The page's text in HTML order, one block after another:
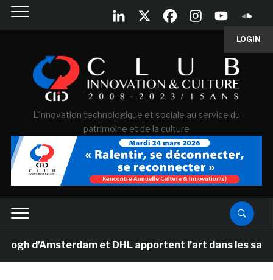
LOGIN
L'innovation technologique et sociale au service du
patrimoine et de la culture
d’Amsterdam et DHL apportent l’art dans les salles